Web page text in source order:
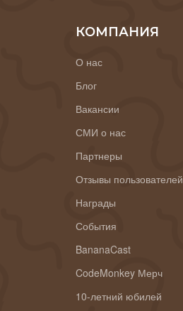
КОМПАНИЯ
О нас
Блог
Вакансии
СМИ о нас
Партнеры
Отзывы пользователей
Награды
События
BananaCast
CodeMonkey Мерч
10-летний юбилей